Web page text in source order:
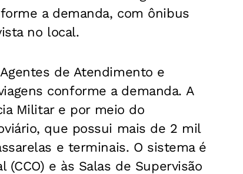
a demanda, com ônibus
no local.
de Atendimento e
conforme a demanda. A
Militar e por meio do
que possui mais de 2 mil
e terminais. O sistema é
e às Salas de Supervisão